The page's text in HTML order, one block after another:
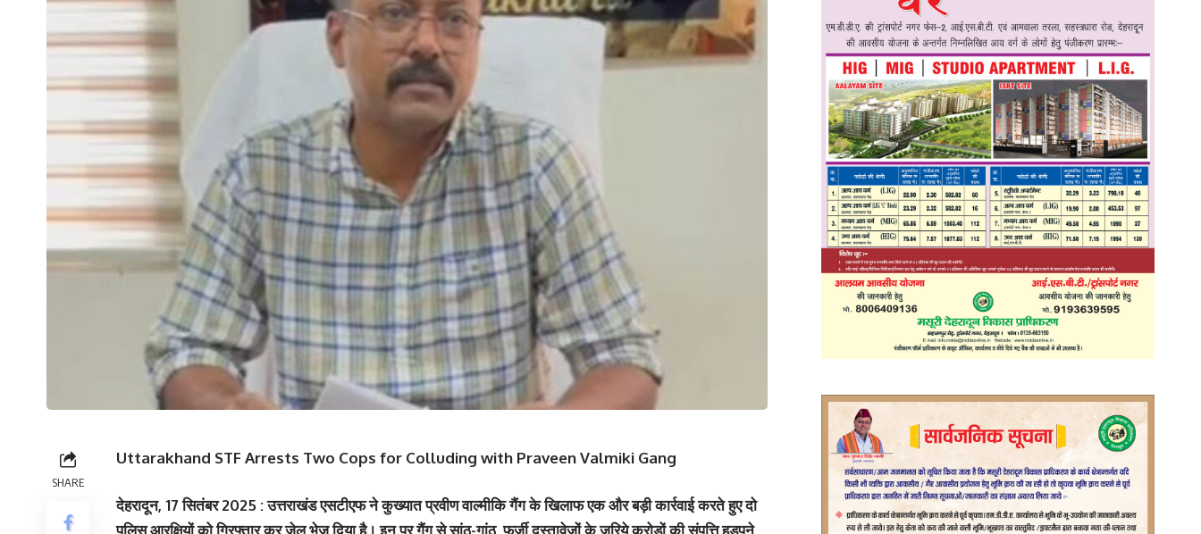
SHARE
Uttarakhand STF Arrests Two Cops for Colluding with Praveen Valmiki Gang
देहरादून, 17 सितंबर 2025 : उत्तराखंड एसटीएफ ने कुख्यात प्रवीण वाल्मीकि गैंग के खिलाफ एक और बड़ी कार्रवाई करते हुए दो